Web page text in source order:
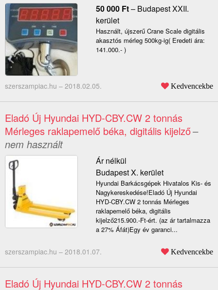
50 000 Ft– Budapest XXII.
kerület
Használt, újszerű Crane Scale digitális
akasztós mérleg 500kg-ig( Eredeti ára:
141.000.- )
szerszampiac.hu – 2018.02.05. Kedvencekbe
Eladó Új Hyundai HYD-CBY.CW 2 tonnás
Mérleges raklapemelő béka, digitális kijelző–
nem használt
Ár nélkül
Budapest X. kerület
Hyundai Barkácsgépek Hivatalos Kis- és
Nagykereskedése!Eladó Új Hyundai
HYD-CBY.CW 2 tonnás Mérleges
raklapemelő béka, digitális
kijelző215.900.-Ft-ért. (az ár tartalmazza
a 27% Áfát)Egy év garanci...
szerszampiac.hu – 2018.01.07. Kedvencekbe
Eladó Új Hyundai HYD-CBY.CW 2 tonnás